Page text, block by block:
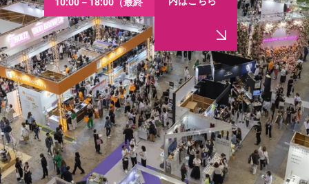
日は16:30まで）